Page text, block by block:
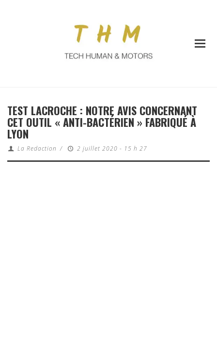
TEST LACROCHE : NOTRE AVIS CONCERNANT
CET OUTIL « ANTI-BACTÉRIEN » FABRIQUÉ À
LYON
La Redaction / 2 juillet 2020 - 15 h 27